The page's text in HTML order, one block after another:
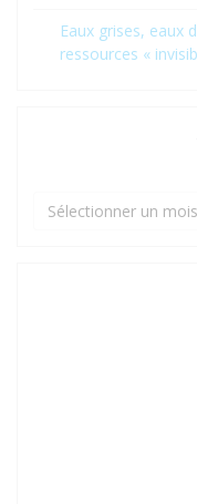
Eaux grises, eaux
ressources «